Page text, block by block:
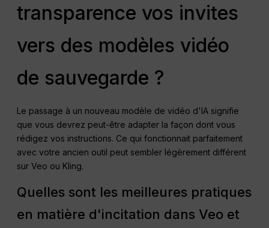
transparence vos invites
vers des modèles vidéo
de sauvegarde ?
Le passage à un nouveau modèle de vidéo d'IA signifie
que vous devrez peut-être adapter la façon dont vous
rédigez vos instructions. Ce qui fonctionnait parfaitement
avec votre ancien outil peut sembler légèrement différent
sur Veo ou Kling.
Quelles sont les meilleures pratiques
en matière d'incitation dans Veo et